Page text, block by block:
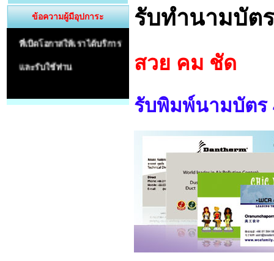
ข้อความผู้มีอุปการะ
ขอขอบคุณผู้มีอุปการะคุณ
ที่เปิดโอกาสให้เราได้บริการ รับทำนามบัต
สวย คม ชัด
รับพิมพ์นามบัตร